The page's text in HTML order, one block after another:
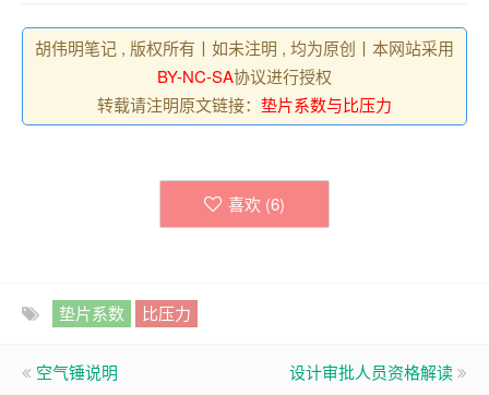
胡伟明笔记 , 版权所有丨如未注明 , 均为原创丨本网站采用
BY-NC-SA协议进行授权
转载请注明原文链接： 垫片系数与比压力
喜欢 (6)
垫片系数 比压力
空气锤说明 设计审批人员资格解读